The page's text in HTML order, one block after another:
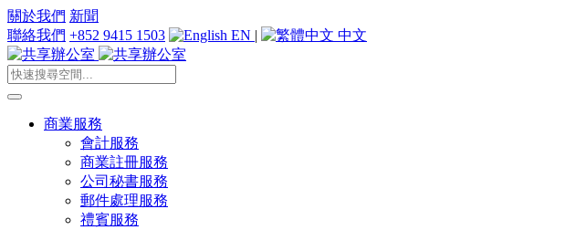
關於我們 新聞
聯絡我們 +852 9415 1503 EN | 中文
商業服務
會計服務
商業註冊服務
公司秘書服務
郵件處理服務
禮賓服務